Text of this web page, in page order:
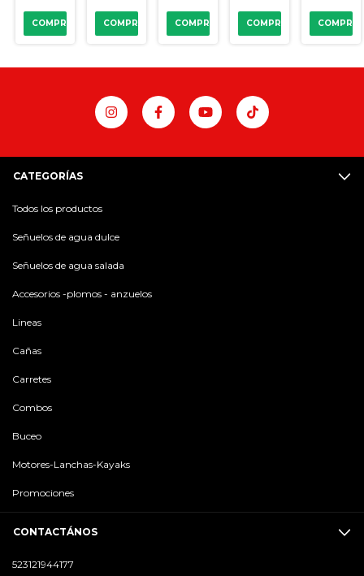
CATEGORÍAS
Todos los productos
Señuelos de agua dulce
Señuelos de agua salada
Accesorios -plomos - anzuelos
Lineas
Cañas
Carretes
Combos
Buceo
Motores-Lanchas-Kayaks
Promociones
CONTACTÁNOS
523121944177